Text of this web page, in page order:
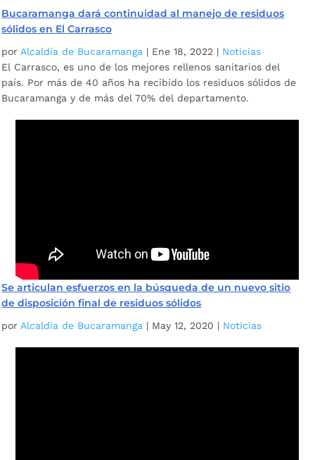
Bucaramanga dará continuidad al manejo de residuos
sólidos en El Carrasco
por Alcaldía de Bucaramanga | Ene 18, 2022 | Noticias
El Carrasco, es uno de los mejores rellenos sanitarios del
país. Por más de 40 años ha recibido los residuos sólidos de
Bucaramanga y de más del 70% del departamento.
Se articulan esfuerzos en la búsqueda de un nuevo sitio
de disposición final de residuos sólidos
por Alcaldía de Bucaramanga | May 12, 2020 | Noticias